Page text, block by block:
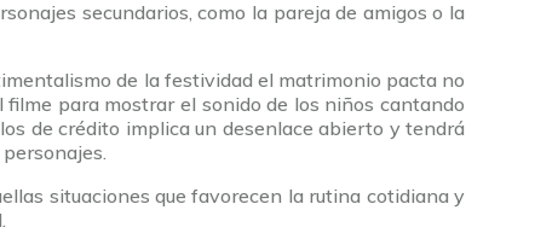
secundarios, como la pareja de amigos o la
de la festividad el matrimonio pacta no
para mostrar el sonido de los niños cantando
de crédito implica un desenlace abierto y tendrá
situaciones que favorecen la rutina cotidiana y